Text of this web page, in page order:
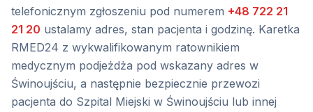
telefonicznym zgłoszeniu pod numerem +48 722 21
21 20 ustalamy adres, stan pacjenta i godzinę. Karetka
RMED24 z wykwalifikowanym ratownikiem
medycznym podjeżdża pod wskazany adres w
Świnoujściu, a następnie bezpiecznie przewozi
pacjenta do Szpital Miejski w Świnoujściu lub innej